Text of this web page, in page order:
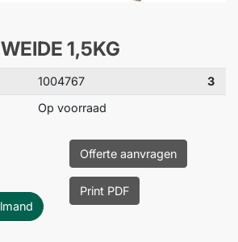
1,5KG
1004767
3
Op voorraad
Offerte aanvragen
Print PDF